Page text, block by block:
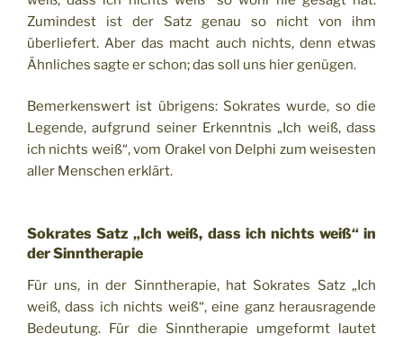
Zumindest ist der Satz genau so nicht von ihm
überliefert. Aber das macht auch nichts, denn etwas
Ähnliches sagte er schon; das soll uns hier genügen.
Bemerkenswert ist übrigens: Sokrates wurde, so die
Legende, aufgrund seiner Erkenntnis „Ich weiß, dass
ich nichts weiß“, vom Orakel von Delphi zum weisesten
aller Menschen erklärt.
Sokrates Satz „Ich weiß, dass ich nichts weiß“ in
der Sinntherapie
Für uns, in der Sinntherapie, hat Sokrates Satz „Ich
weiß, dass ich nichts weiß“, eine ganz herausragende
Bedeutung. Für die Sinntherapie umgeformt lautet